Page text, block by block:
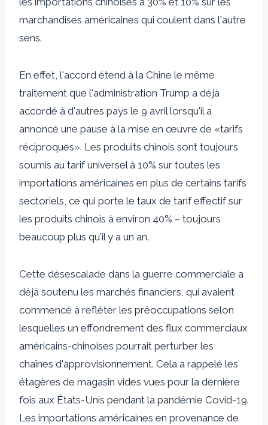
marchandises américaines qui coulent dans l'autre
sens.
En effet, l'accord étend à la Chine le même
traitement que l'administration Trump a déjà
accordé à d'autres pays le 9 avril lorsqu'il a
annoncé une pause à la mise en œuvre de «tarifs
réciproques». Les produits chinois sont toujours
soumis au tarif universel à 10% sur toutes les
importations américaines en plus de certains tarifs
sectoriels, ce qui porte le taux de tarif effectif sur
les produits chinois à environ 40% – toujours
beaucoup plus qu'il y a un an.
Cette désescalade dans la guerre commerciale a
déjà soutenu les marchés financiers, qui avaient
commencé à refléter les préoccupations selon
lesquelles un effondrement des flux commerciaux
américains-chinoises pourrait perturber les
chaînes d'approvisionnement. Cela a rappelé les
étagères de magasin vides vues pour la dernière
fois aux États-Unis pendant la pandémie Covid-19.
Les importations américaines en provenance de